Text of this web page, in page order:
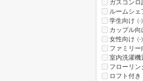
ガスコンロ
ルームシェ
学生向け (-)
カップル向
女性向け (-)
ファミリー
室内洗濯機
フローリン
ロフト付き